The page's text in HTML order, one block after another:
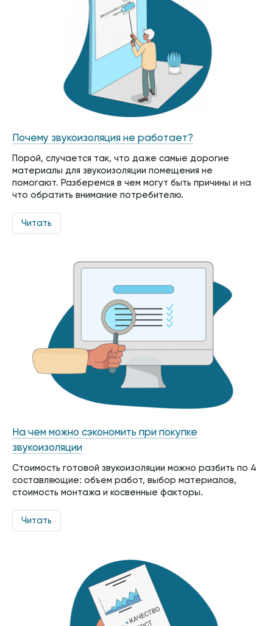
Почему звукоизоляция не работает?
Порой, случается так, что даже самые дорогие
материалы для звукоизоляции помещения не
помогают. Разберемся в чем могут быть причины и на
что обратить внимание потребителю.
Читать
На чем можно сэкономить при покупке
звукоизоляции
Стоимость готовой звукоизоляции можно разбить по 4
составляющие: объем работ, выбор материалов,
стоимость монтажа и косвенные факторы.
Читать